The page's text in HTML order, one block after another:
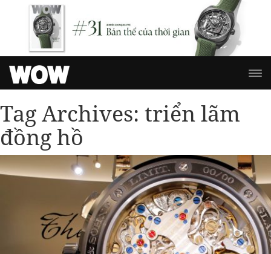
Tag Archives: triển lãm
đồng hồ